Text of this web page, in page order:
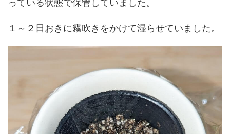
っている状態で保管していました。
１～２日おきに霧吹きをかけて湿らせていました。